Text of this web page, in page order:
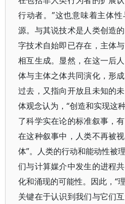
行动者。”这也意味着主体
源。与其说技术是人类创造
字技术自始即已存在，主体
相互生成。显然，在这一后
体与主体之体共同演化，形
过去，又指向开放且未知的
体观念认为，“创造和实现这
了科学实在论的标准叙事，
在这种叙事中，人类不再被
体”。人类的行动和能动性被
们与计算媒介中发生的进程
化和涌现的可能性。因此，“
关键在于认识到我们与它们